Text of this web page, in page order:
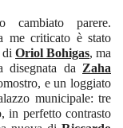
parere.
me criticato è stato
di Oriol Bohigas, ma
disegnata da Zaha
e un loggiato
municipale: tre
in perfetto contrasto